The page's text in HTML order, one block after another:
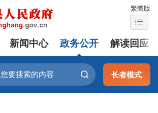
繁體版
新闻中心 政务公开 解读回应
长者模式